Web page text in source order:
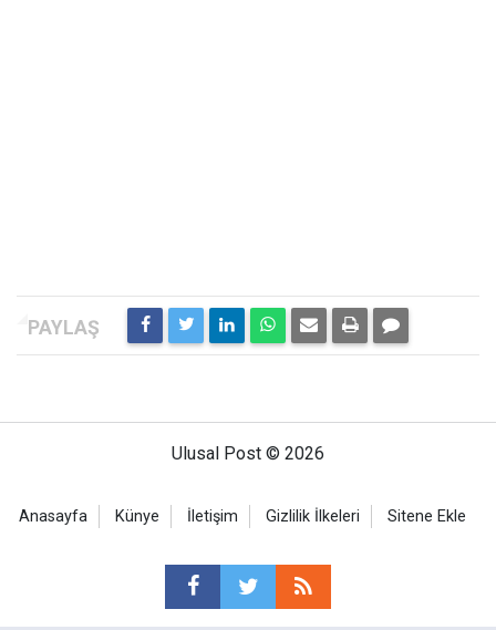
Ulusal Post © 2026
Anasayfa Künye İletişim Gizlilik İlkeleri Sitene Ekle